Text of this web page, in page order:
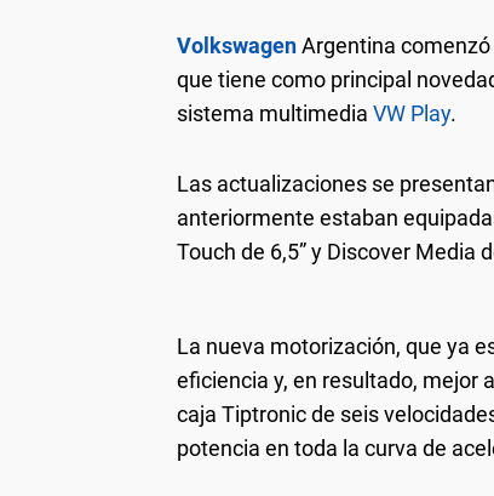
VolkswagenArgentina
que tiene como principal
sistema multimedia VW Play.
Las actualizaciones se
anteriormente estaban
Touch de 6,5” y Discover Media
La nueva motorización, que ya
eficiencia y, en resultado, mejor
caja Tiptronic de seis
potencia en toda la curva de